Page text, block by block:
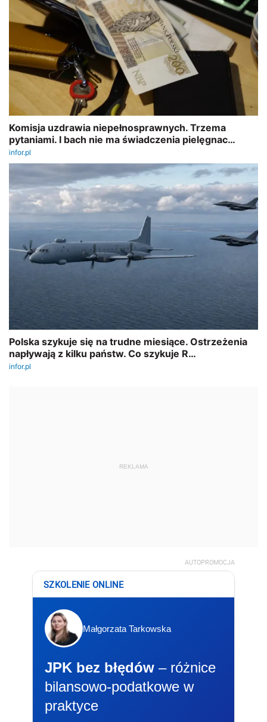
REKLAMA
AUTOPROMOCJA
SZKOLENIE ONLINE
Małgorzata Tarkowska
JPK bez błędów – różnice
bilansowo-podatkowe w
praktyce